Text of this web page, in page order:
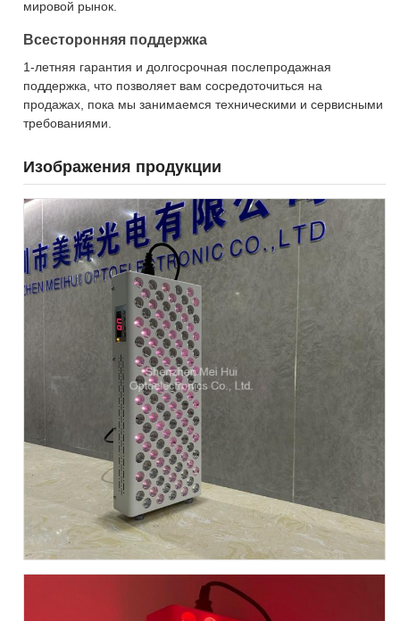
мировой рынок.
Всесторонняя поддержка
1-летняя гарантия и долгосрочная послепродажная
поддержка, что позволяет вам сосредоточиться на
продажах, пока мы занимаемся техническими и сервисными
требованиями.
Изображения продукции